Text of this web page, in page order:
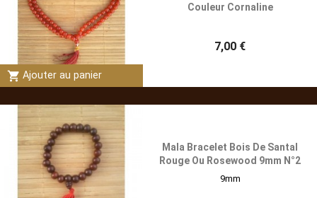
shopping_cart Ajouter au panier
Couleur Cornaline
7,00 €
Mala Bracelet Bois De Santal
Rouge Ou Rosewood 9mm N°2
9mm